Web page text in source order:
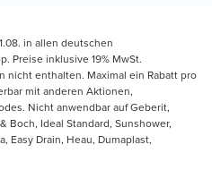
in allen deutschen
Preise inklusive 19% MwSt.
nicht enthalten. Maximal ein Rabatt pro
mit anderen Aktionen,
Nicht anwendbar auf Geberit,
Boch, Ideal Standard, Sunshower,
Easy Drain, Heau, Dumaplast,